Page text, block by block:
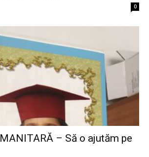
0
– Să o ajutăm pe